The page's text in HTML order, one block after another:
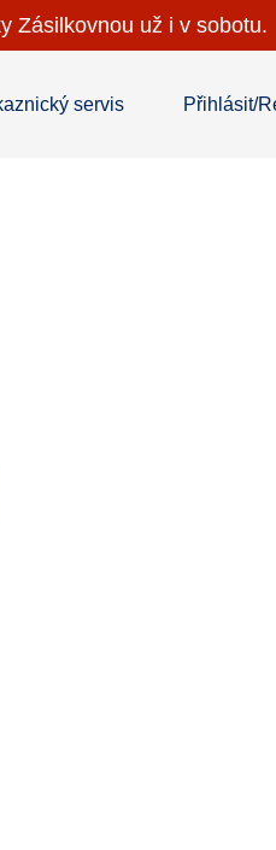
Zásilkovnou už i v sobotu.
servis Přihlásit/